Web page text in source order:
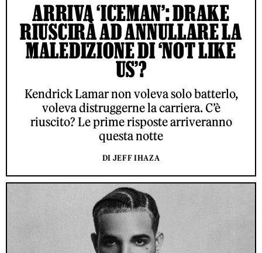
ARRIVA ‘ICEMAN’: DRAKE
RIUSCIRÀ AD ANNULLARE LA
MALEDIZIONE DI ‘NOT LIKE
US’?
Kendrick Lamar non voleva solo batterlo,
voleva distruggerne la carriera. C’è
riuscito? Le prime risposte arriveranno
questa notte
DI JEFF IHAZA